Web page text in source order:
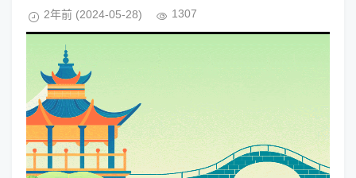
2年前 (2024-05-28) 1307